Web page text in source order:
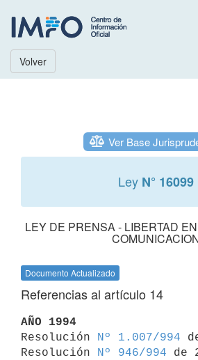
Volver
Ver Base
Ley N° 16099
LEY DE PRENSA - LIBERTAD
Documento Actualizado
Referencias al artículo 14
AÑO 1994
Resolución
Nº 1.007/994
Resolución
Nº 946/994 de